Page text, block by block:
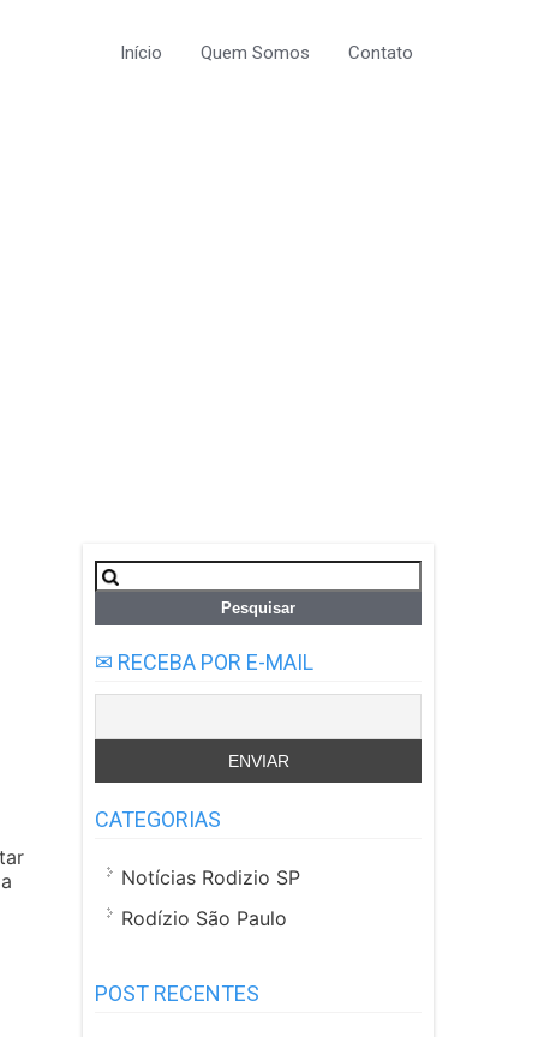
Início Quem Somos Contato
Pesquisar
por:
✉ RECEBA POR E-MAIL
CATEGORIAS
Notícias Rodizio SP
Rodízio São Paulo
POST RECENTES